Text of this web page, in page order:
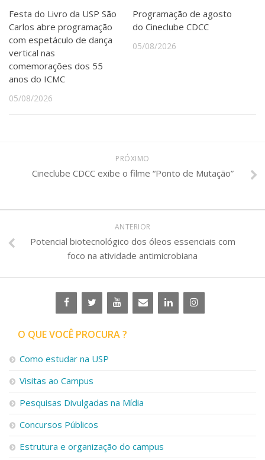
Festa do Livro da USP São
Carlos abre programação
com espetáculo de dança
vertical nas
comemorações dos 55
anos do ICMC
05/08/2026
Programação de agosto
do Cineclube CDCC
05/08/2026
PRÓXIMO
Cineclube CDCC exibe o filme “Ponto de Mutação”
ANTERIOR
Potencial biotecnológico dos óleos essenciais com
foco na atividade antimicrobiana
O QUE VOCÊ PROCURA ?
Como estudar na USP
Visitas ao Campus
Pesquisas Divulgadas na Mídia
Concursos Públicos
Estrutura e organização do campus